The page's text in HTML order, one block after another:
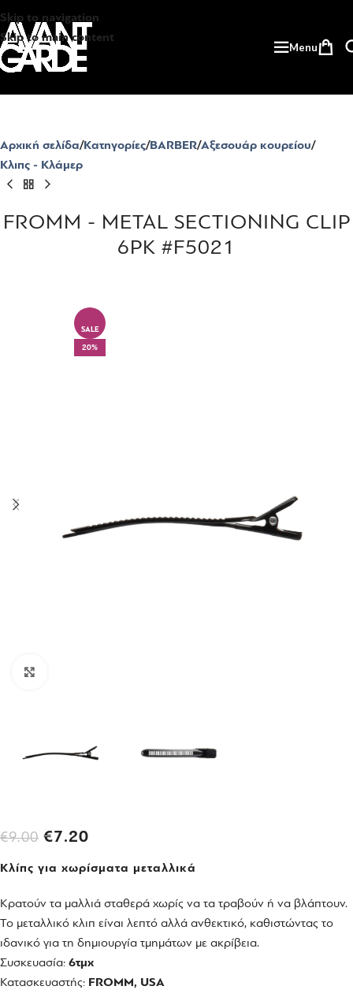
Skip to navigation
Skip to main content
Menu
Αρχική σελίδα Κατηγορίες BARBER Αξεσουάρ κουρείου
Κλιπς - Κλάμερ
FROMM - METAL SECTIONING CLIP
6PK #F5021
SALE
20%
€9.00 €7.20
Κλίπς για χωρίσματα μεταλλικά
Κρατούν τα μαλλιά σταθερά χωρίς να τα τραβούν ή να βλάπτουν.
Το μεταλλικό κλιπ είναι λεπτό αλλά ανθεκτικό, καθιστώντας το
ιδανικό για τη δημιουργία τμημάτων με ακρίβεια.
Συσκευασία: 6τμχ
Κατασκευαστής: FROMM, USA